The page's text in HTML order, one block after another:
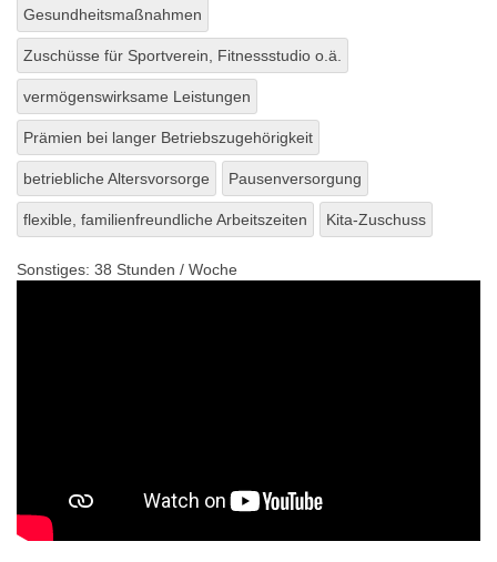
Gesundheitsmaßnahmen
Zuschüsse für Sportverein, Fitnessstudio o.ä.
vermögenswirksame Leistungen
Prämien bei langer Betriebszugehörigkeit
betriebliche Altersvorsorge Pausenversorgung
flexible, familienfreundliche Arbeitszeiten Kita-Zuschuss
Sonstiges: 38 Stunden / Woche